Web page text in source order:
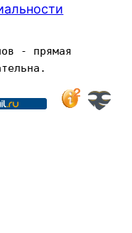
- прямая